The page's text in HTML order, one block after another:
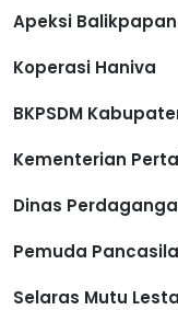
Apeksi Balikpapan
Koperasi Haniva
BKPSDM
Kementerian
Dinas
Pemuda Pancasila
Selaras Mutu